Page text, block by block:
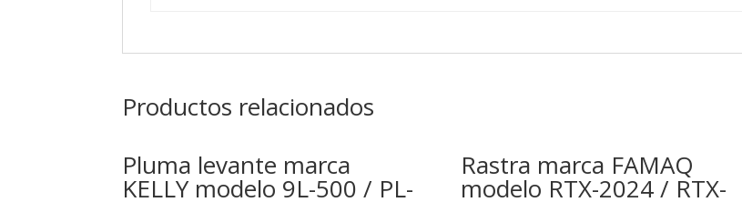
Productos relacionados
Pluma levante marca
KELLY modelo 9L-500 / PL-
Rastra marca FAMAQ
modelo RTX-2024 / RTX-